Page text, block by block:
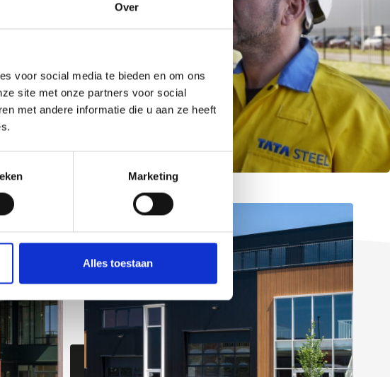
Over
voor social media te bieden en om ons
site met onze partners voor social
met andere informatie die u aan ze heeft
Marketing
Alles toestaan